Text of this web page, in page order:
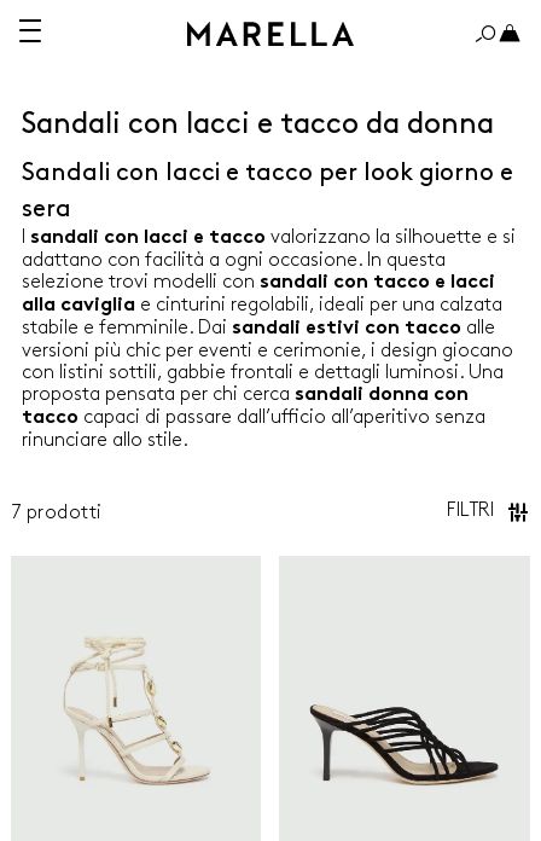
ABITI
CAMICIE
CAPPOTTI E TRENCH
MAGLIERIA
PANTALONI
TAILLEUR
Sandali con lacci e tacco da donna
Sandali con lacci e tacco per look giorno e
sera
sandali con lacci e tacco valorizzano la silhouette e si
adattano con facilità a ogni occasione. In questa
selezione trovi modelli con sandali con tacco e lacci
alla caviglia e cinturini regolabili, ideali per una calzata
stabile e femminile. Dai sandali estivi con tacco alle
versioni più chic per eventi e cerimonie, i design giocano
con listini sottili, gabbie frontali e dettagli luminosi. Una
proposta pensata per chi cerca sandali donna con
tacco capaci di passare dall’ufficio all’aperitivo senza
rinunciare allo stile.
7 prodotti FILTRI
150€ OLTRE 150€